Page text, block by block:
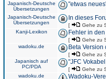
Japanisch-Deutsche
Übersetzungen
"etwas
Japanisch-Deutsche
Übersetzungen
In dieses
[ Gehe zu
Kanji-Lexikon Fehler in
[ Gehe zu
wadoku.de Beta Version
[ Gehe zu
Japanisch auf
PC/PDA
"JFC
[ Gehe zu
wadoku.de Wadoku-